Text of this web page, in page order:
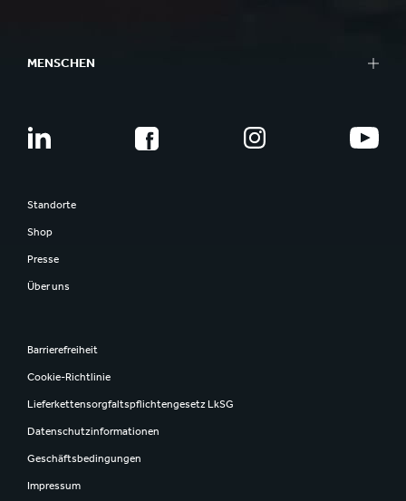
MENSCHEN
Standorte
Shop
Presse
Über uns
Barrierefreiheit
Cookie-Richtlinie
Lieferkettensorgfaltspflichtengesetz LkSG
Datenschutzinformationen
Geschäftsbedingungen
Impressum